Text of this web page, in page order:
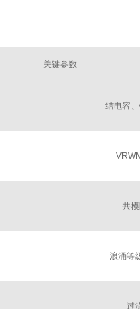
关键参数
结电容
共
浪涌等
过